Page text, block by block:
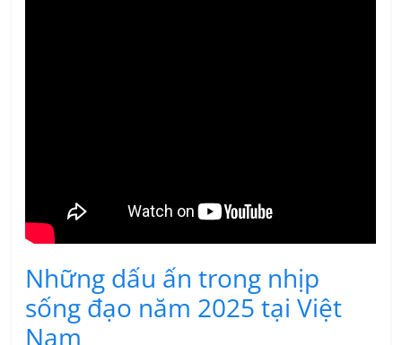
Những dấu ấn trong nhịp
sống đạo năm 2025 tại Việt
Nam